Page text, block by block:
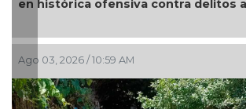
zona de Mazatlán
Jul 28, 2026 / 9:46 AM